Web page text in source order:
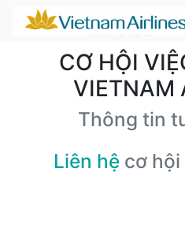
CƠ HỘI
VIETNAM
Thông tin
Liên hệ cơ